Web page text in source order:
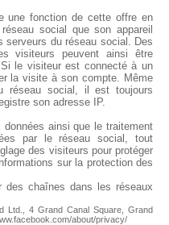
une fonction de cette offre en
social que son appareil
serveurs du réseau social. Des
visiteurs peuvent ainsi être
le visiteur est connecté à un
la visite à son compte. Même
réseau social, il est toujours
son adresse IP.
ainsi que le traitement
par le réseau social, tout
des visiteurs pour protéger
sur la protection des
des chaînes dans les réseaux
Ltd., 4 Grand Canal Square, Grand
about/privacy/